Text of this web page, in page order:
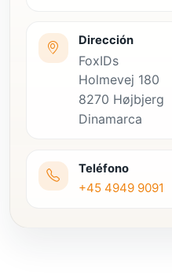
Dirección
FoxIDs
Holmevej 180
8270 Højbjerg
Dinamarca
Teléfono
+45 4949 9091